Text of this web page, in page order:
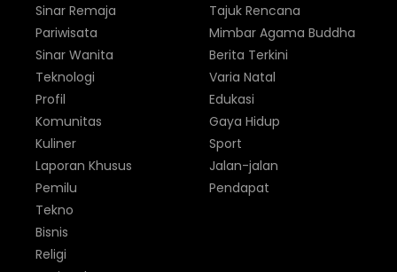
Sinar Remaja
Pariwisata
Sinar Wanita
Tajuk Rencana
Mimbar Agama Buddha
Berita Terkini
Teknologi
Profil
Komunitas
Kuliner
Laporan Khusus
Pemilu
Varia Natal
Edukasi
Gaya Hidup
Sport
Jalan-jalan
Pendapat
Tekno
Bisnis
Religi